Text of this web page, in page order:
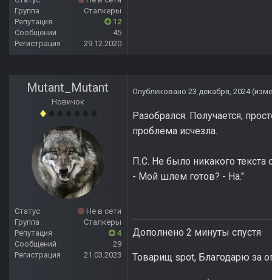
Группа
Сталкеры
Репутация
12
Сообщений
45
Регистрация
29.12.2020
Mutant_Mutant
Новичок
Статус
Не в сети
Группа
Сталкеры
Репутация
4
Сообщений
29
Регистрация
21.03.2023
Опубликовано 23 декабря, 2024
Разобрался. Получается,
проблема исчезла.
П.С. Не было никакого текста
- Мой шлем готов? - На."
Дополнено 2 минуты спустя
Товарищ spot, Благодарю за